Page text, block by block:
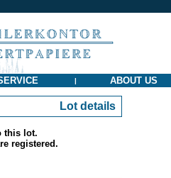
| ABOUT US
Lot details
this lot.
registered.